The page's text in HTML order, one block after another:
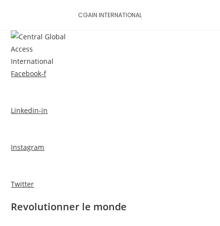
content
CGAIN INTERNATIONAL
Facebook-f
Linkedin-in
Instagram
Twitter
Revolutionner le monde